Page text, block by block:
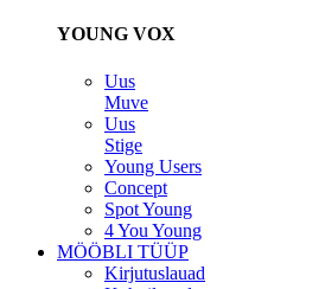
YOUNG VOX
Uus
Muve
Uus
Stige
Young Users
Concept
Spot Young
4 You Young
MÖÖBLI TÜÜP
Kirjutuslauad